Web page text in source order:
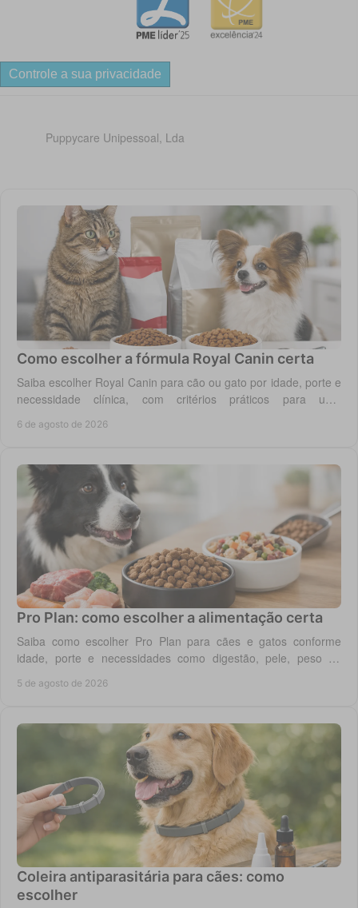
Controle a sua privacidade
Puppycare Unipessoal, Lda
Como escolher a fórmula Royal Canin certa
Saiba escolher Royal Canin para cão ou gato por idade, porte e
necessidade clínica, com critérios práticos para uma
6 de agosto de 2026
Pro Plan: como escolher a alimentação certa
Saiba como escolher Pro Plan para cães e gatos conforme
idade, porte e necessidades como digestão, pele, peso ou
5 de agosto de 2026
Coleira antiparasitária para cães: como
escolher